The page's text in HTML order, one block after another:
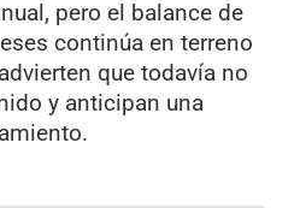
pero el balance de
continúa en terreno
que todavía no
y anticipan una